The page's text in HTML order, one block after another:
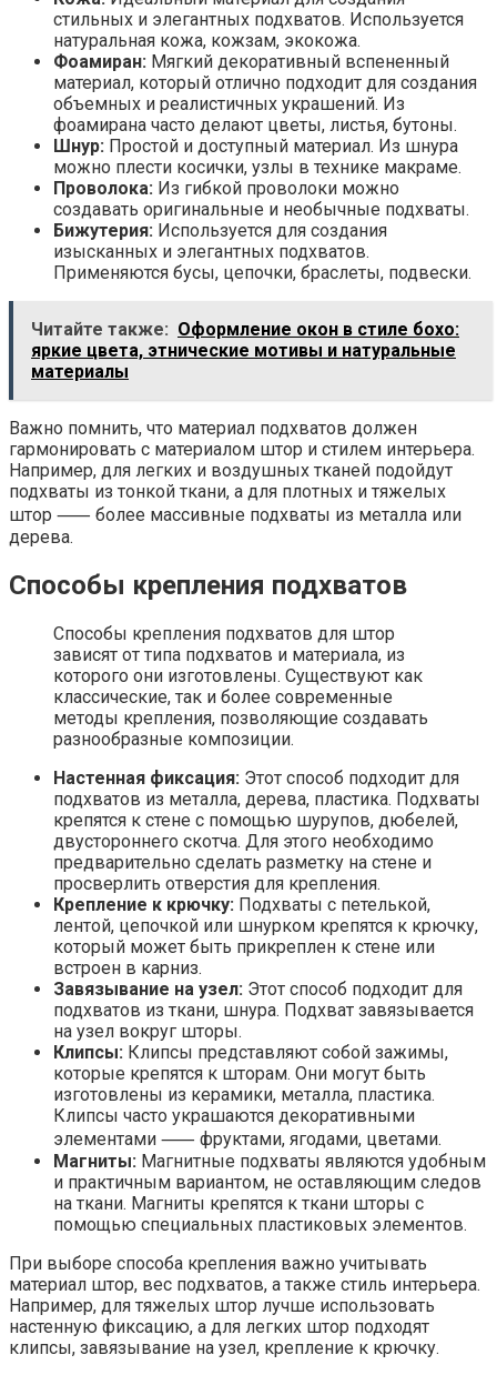
стильных и элегантных подхватов. Используется
натуральная кожа, кожзам, экокожа.
Фоамиран: Мягкий декоративный вспененный
материал, который отлично подходит для создания
объемных и реалистичных украшений. Из
фоамирана часто делают цветы, листья, бутоны.
Шнур: Простой и доступный материал. Из шнура
можно плести косички, узлы в технике макраме.
Проволока: Из гибкой проволоки можно
создавать оригинальные и необычные подхваты.
Бижутерия: Используется для создания
изысканных и элегантных подхватов.
Применяются бусы, цепочки, браслеты, подвески.
Читайте также: Оформление окон в стиле бохо:
яркие цвета, этнические мотивы и натуральные
материалы
Важно помнить, что материал подхватов должен
гармонировать с материалом штор и стилем интерьера.
Например, для легких и воздушных тканей подойдут
подхваты из тонкой ткани, а для плотных и тяжелых
штор ⸺ более массивные подхваты из металла или
дерева.
Способы крепления подхватов
Способы крепления подхватов для штор
зависят от типа подхватов и материала, из
которого они изготовлены. Существуют как
классические, так и более современные
методы крепления, позволяющие создавать
разнообразные композиции.
Настенная фиксация: Этот способ подходит для
подхватов из металла, дерева, пластика. Подхваты
крепятся к стене с помощью шурупов, дюбелей,
двустороннего скотча. Для этого необходимо
предварительно сделать разметку на стене и
просверлить отверстия для крепления.
Крепление к крючку: Подхваты с петелькой,
лентой, цепочкой или шнурком крепятся к крючку,
который может быть прикреплен к стене или
встроен в карниз.
Завязывание на узел: Этот способ подходит для
подхватов из ткани, шнура. Подхват завязывается
на узел вокруг шторы.
Клипсы: Клипсы представляют собой зажимы,
которые крепятся к шторам. Они могут быть
изготовлены из керамики, металла, пластика.
Клипсы часто украшаются декоративными
элементами ⸺ фруктами, ягодами, цветами.
Магниты: Магнитные подхваты являются удобным
и практичным вариантом, не оставляющим следов
на ткани. Магниты крепятся к ткани шторы с
помощью специальных пластиковых элементов.
При выборе способа крепления важно учитывать
материал штор, вес подхватов, а также стиль интерьера.
Например, для тяжелых штор лучше использовать
настенную фиксацию, а для легких штор подходят
клипсы, завязывание на узел, крепление к крючку.